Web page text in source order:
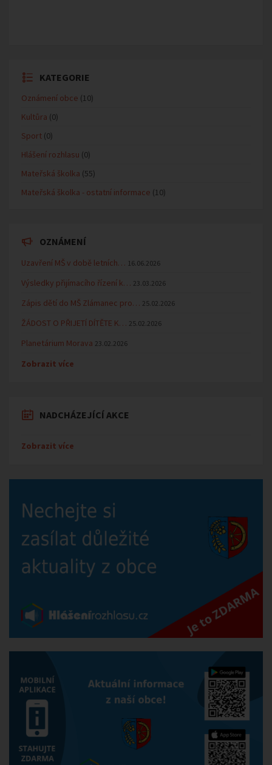
KATEGORIE
Oznámení obce (10)
Kultůra (0)
Sport (0)
Hlášení rozhlasu (0)
Mateřská školka (55)
Mateřská školka - ostatní informace (10)
OZNÁMENÍ
Uzavření MŠ v době letních… 16.06.2026
Výsledky přijímacího řízení k… 23.03.2026
Zápis dětí do MŠ Zlámanec pro… 25.02.2026
ŽÁDOST O PŘIJETÍ DÍTĚTE K… 25.02.2026
Planetárium Morava 23.02.2026
Zobrazit více
NADCHÁZEJÍCÍ AKCE
Zobrazit více